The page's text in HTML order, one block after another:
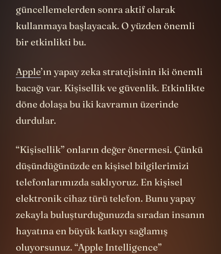
güncellemelerden sonra aktif olarak
kullanmaya başlayacak. O yüzden önemli
bir etkinlikti bu.
Apple’ın yapay zeka stratejisinin iki önemli
bacağı var. Kişisellik ve güvenlik. Etkinlikte
döne dolaşa bu iki kavramın üzerinde
durdular.
“Kişisellik” onların değer önermesi. Çünkü
düşündüğünüzde en kişisel bilgilerimizi
telefonlarımızda saklıyoruz. En kişisel
elektronik cihaz türü telefon. Bunu yapay
zekayla buluşturduğunuzda sıradan insanın
hayatına en büyük katkıyı sağlamış
oluyorsunuz. “Apple Intelligence”